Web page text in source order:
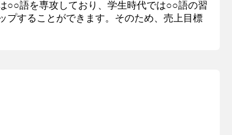
○○語を専攻しており、学生時代では○○語の習
することができます。そのため、売上目標